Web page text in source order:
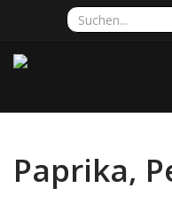
Paprika,